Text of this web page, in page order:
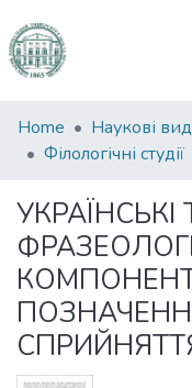
Communities
&
All of DSpace
Statistics
Home
Філологічні студії